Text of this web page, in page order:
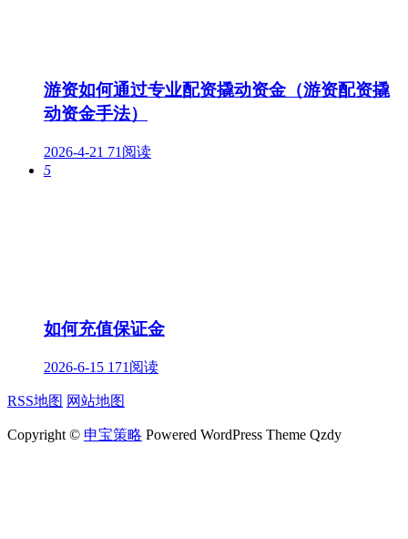
游资如何通过专业配资撬动资金（游资配资撬
动资金手法）
2026-4-21 71阅读
5
如何充值保证金
2026-6-15 171阅读
RSS地图 网站地图
Copyright © 申宝策略 Powered WordPress Theme Qzdy